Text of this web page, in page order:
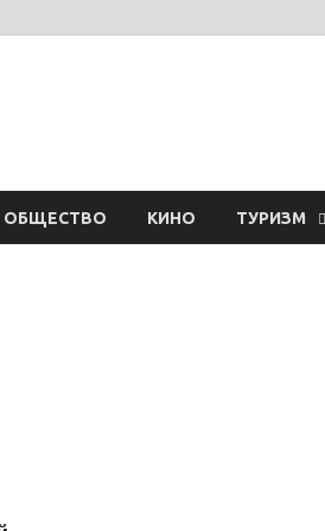
ОБЩЕСТВО КИНО ТУРИЗМ